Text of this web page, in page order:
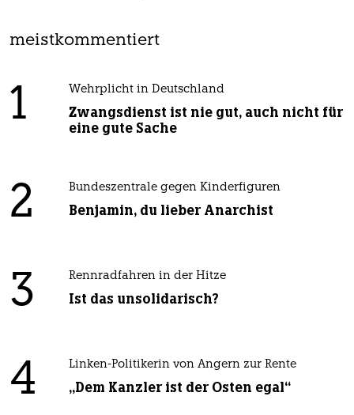
meistkommentiert
1 Wehrplicht in Deutschland
Zwangsdienst ist nie gut, auch nicht für
eine gute Sache
2 Bundeszentrale gegen Kinderfiguren
Benjamin, du lieber Anarchist
3 Rennradfahren in der Hitze
Ist das unsolidarisch?
4 Linken-Politikerin von Angern zur Rente
„Dem Kanzler ist der Osten egal“